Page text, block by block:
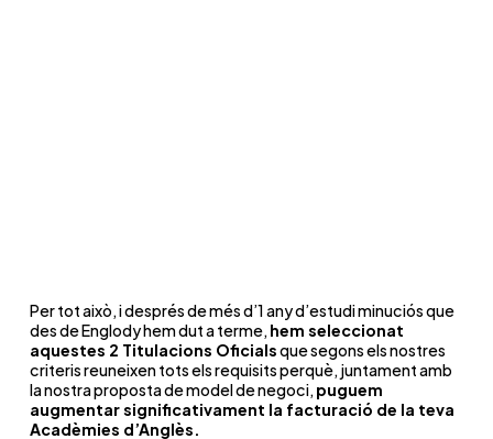
Per tot això, i després de més d’1 any d’estudi minuciós que
des de Englody hem dut a terme, hem seleccionat
aquestes 2 Titulacions Oficialsque segons els nostres
criteris reuneixen tots els requisits perquè, juntament amb
la nostra proposta de model de negoci, puguem
augmentar significativament la facturació de la teva
Acadèmies d’Anglès.